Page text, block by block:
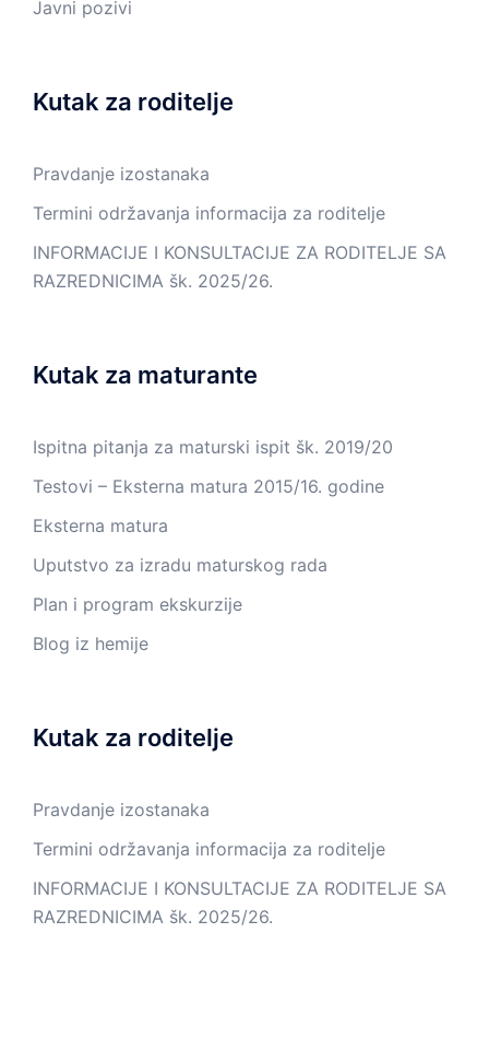
Javni pozivi
Kutak za roditelje
Pravdanje izostanaka
Termini održavanja informacija za roditelje
INFORMACIJE I KONSULTACIJE ZA RODITELJE SA
RAZREDNICIMA šk. 2025/26.
Kutak za maturante
Ispitna pitanja za maturski ispit šk. 2019/20
Testovi – Eksterna matura 2015/16. godine
Eksterna matura
Uputstvo za izradu maturskog rada
Plan i program ekskurzije
Blog iz hemije
Kutak za roditelje
Pravdanje izostanaka
Termini održavanja informacija za roditelje
INFORMACIJE I KONSULTACIJE ZA RODITELJE SA
RAZREDNICIMA šk. 2025/26.